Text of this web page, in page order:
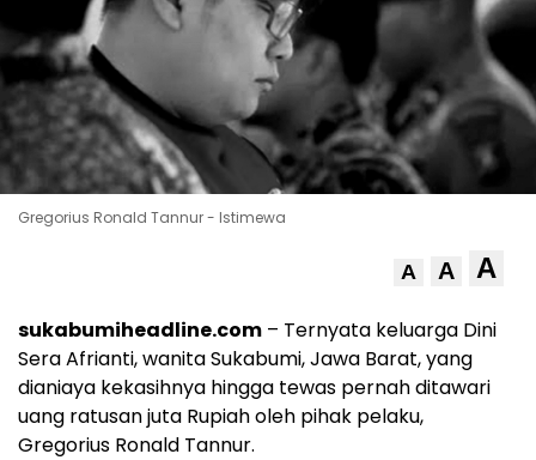
Gregorius Ronald Tannur - Istimewa
A A A
sukabumiheadline.com – Ternyata keluarga Dini
Sera Afrianti, wanita Sukabumi, Jawa Barat, yang
dianiaya kekasihnya hingga tewas pernah ditawari
uang ratusan juta Rupiah oleh pihak pelaku,
Gregorius Ronald Tannur.